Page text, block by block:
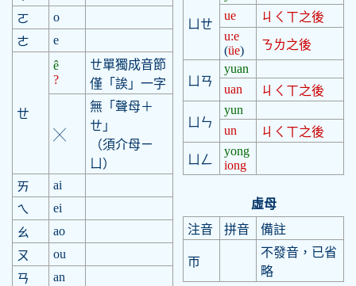
ㄛ
o
ㄜ
e
ㄝ
ê
?
ㄝ單獨成音節
僅「誒」一字
╳
無「聲母＋
ㄝ」
（須介母ㄧ
ㄩ）
ㄞ
ai
ㄟ
ei
ㄠ
ao
ㄡ
ou
ㄢ
an
ㄩㄝ
ue
ㄐㄑㄒ之後
u:e
(üe) ㄋㄌ之後
ㄩㄢ
yuan
uan
ㄐㄑㄒ之後
ㄩㄣ
yun
un
ㄐㄑㄒ之後
ㄩㄥ
yong
iong
虛母
注音
拼音 備註
帀
不發音，已省
略